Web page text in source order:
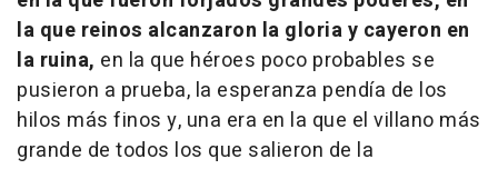
la que reinos alcanzaron la gloria y cayeron en
la ruina, en la que héroes poco probables se
pusieron a prueba, la esperanza pendía de los
hilos más finos y, una era en la que el villano más
grande de todos los que salieron de la